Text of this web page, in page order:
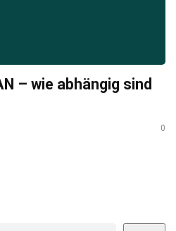
– wie abhängig sind
0